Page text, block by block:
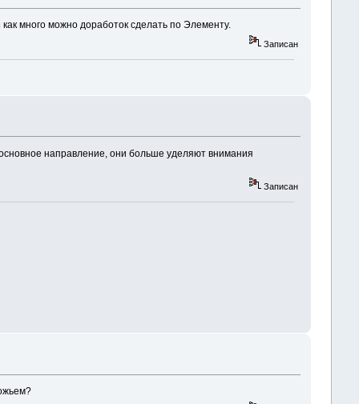
много можно доработок сделать по Элементу.
Записан
направление, они больше уделяют внимания
Записан